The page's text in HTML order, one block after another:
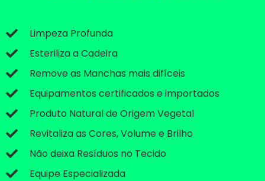
Limpeza Profunda
Esteriliza a Cadeira
Remove as Manchas mais difíceis
Equipamentos certificados e importados
Produto Natural de Origem Vegetal
Revitaliza as Cores, Volume e Brilho
Não deixa Resíduos no Tecido
Equipe Especializada